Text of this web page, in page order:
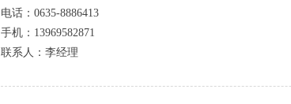
电话：0635-8886413
手机：13969582871
联系人：李经理